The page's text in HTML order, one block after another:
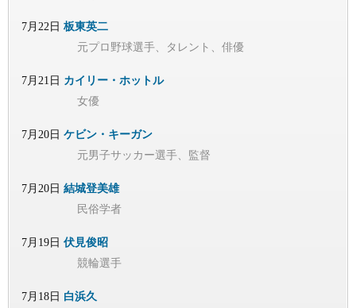
7月22日 板東英二
元プロ野球選手、タレント、俳優
7月21日 カイリー・ホットル
女優
7月20日 ケビン・キーガン
元男子サッカー選手、監督
7月20日 結城登美雄
民俗学者
7月19日 伏見俊昭
競輪選手
7月18日 白浜久